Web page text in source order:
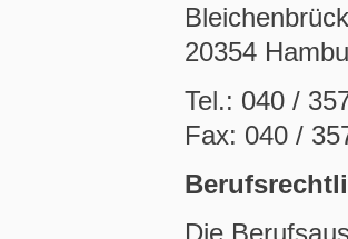
20354
Tel.: 040 /
Fax: 040 /
Die